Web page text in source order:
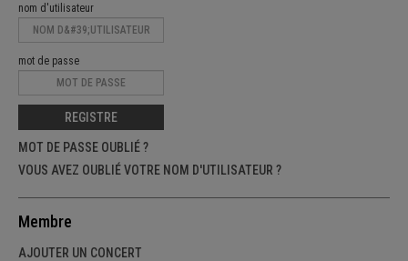
nom d'utilisateur
mot de passe
REGISTRE
MOT DE PASSE OUBLIÉ ?
VOUS AVEZ OUBLIÉ VOTRE NOM D'UTILISATEUR ?
Membre
AJOUTER UN CONCERT